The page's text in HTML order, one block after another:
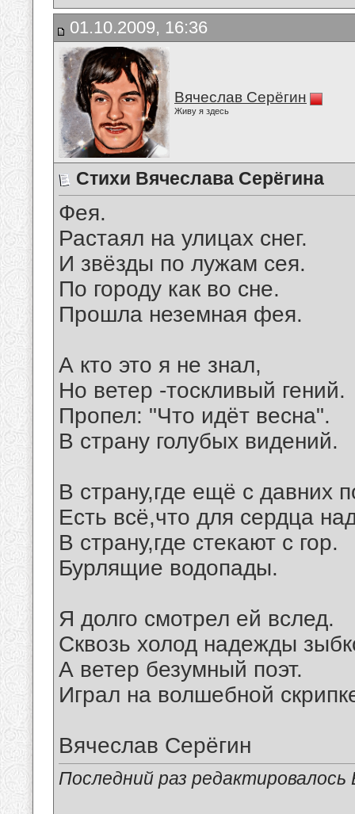
01.10.2009, 16:36
Вячеслав Серёгин
Живу я здесь
Стихи Вячеслава Серёгина
Фея.
Растаял на улицах снег.
И звёзды по лужам сея.
По городу как во сне.
Прошла неземная фея.
А кто это я не знал,
Но ветер -тоскливый гений.
Пропел: "Что идёт весна".
В страну голубых видений.
В страну,где ещё с давних
Есть всё,что для сердца
В страну,где стекают с гор.
Бурлящие водопады.
Я долго смотрел ей вслед.
Сквозь холод надежды
А ветер безумный поэт.
Играл на волшебной
Вячеслав Серёгин
Последний раз